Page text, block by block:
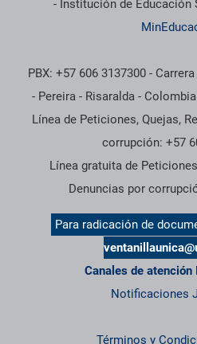
- Institución de Educación
PBX: +57 606 3137300 -
- Pereira - Risaralda -
Línea de Peticiones, Quejas,
corrupción: +57
Línea gratuita de
Denuncias por
Para radicación de
Canales de
Notificaciones
Términos y